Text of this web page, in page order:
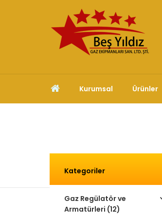
Kurumsal Ürünler
Kategoriler
Gaz Regülatör ve
Armatürleri (12)